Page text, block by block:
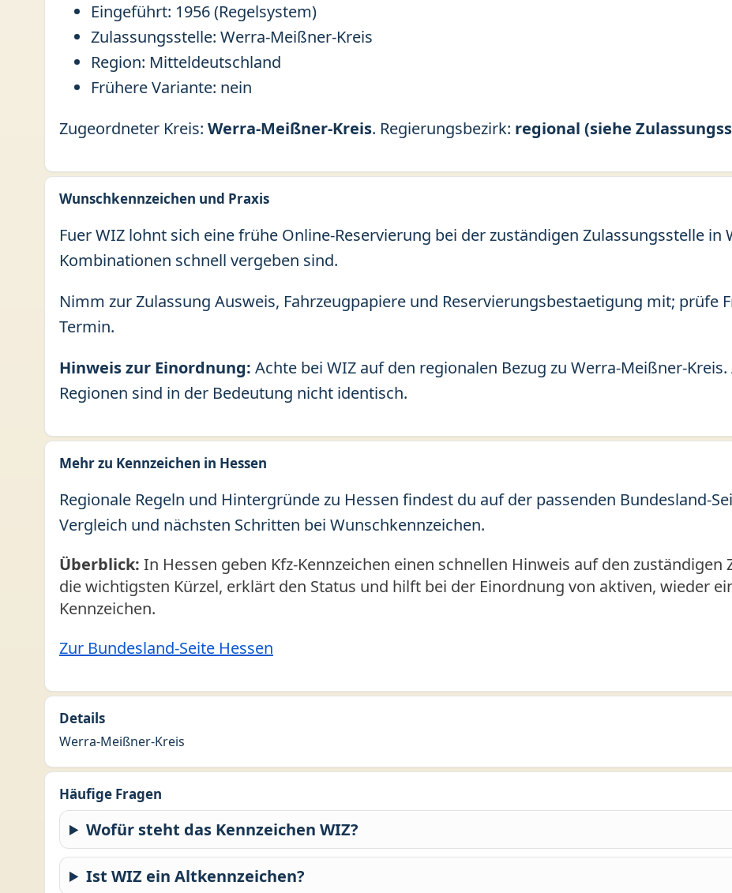
Eingeführt: 1956 (Regelsystem)
Zulassungsstelle: Werra-Meißner-Kreis
Region: Mitteldeutschland
Frühere Variante: nein
Zugeordneter Kreis: Werra-Meißner-Kreis. Regierungsbezirk: regional (siehe
Wunschkennzeichen und Praxis
Fuer WIZ lohnt sich eine frühe Online-Reservierung bei der zuständigen Zulassungsstelle in
Kombinationen schnell vergeben sind.
Nimm zur Zulassung Ausweis, Fahrzeugpapiere und Reservierungsbestaetigung mit; prüfe
Termin.
Hinweis zur Einordnung: Achte bei WIZ auf den regionalen Bezug zu Werra-Meißner-
Regionen sind in der Bedeutung nicht identisch.
Mehr zu Kennzeichen in Hessen
Regionale Regeln und Hintergründe zu Hessen findest du auf der passenden Bundesland-
Vergleich und nächsten Schritten bei Wunschkennzeichen.
Überblick: In Hessen geben Kfz-Kennzeichen einen schnellen Hinweis auf den
die wichtigsten Kürzel, erklärt den Status und hilft bei der Einordnung von aktiven, wieder
Kennzeichen.
Zur Bundesland-Seite Hessen
Details
Werra-Meißner-Kreis
Häufige Fragen
Wofür steht das Kennzeichen WIZ?
Ist WIZ ein Altkennzeichen?